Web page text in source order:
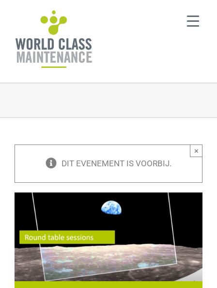
DIT EVENEMENT IS VOORBIJ.
×